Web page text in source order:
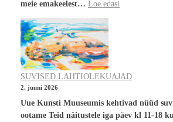
meie emakeelest… Loe edasi
SUVISED LAHTIOLEKUAJAD
2. juuni 2026
Uue Kunsti Muuseumis kehtivad nüüd
ootame Teid näitustele iga päev kl 11-18